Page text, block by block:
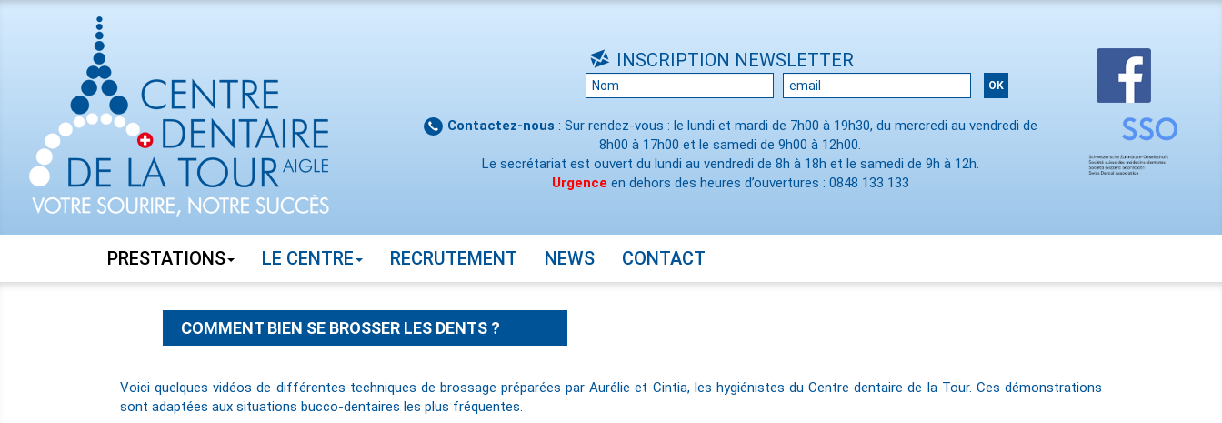
INSCRIPTION NEWSLETTER
Contactez-nous : Sur rendez-vous : le lundi et mardi de 7h00 à 19h30, du mercredi au vendredi de
8h00 à 17h00 et le samedi de 9h00 à 12h00.
Le secrétariat est ouvert du lundi au vendredi de 8h à 18h et le samedi de 9h à 12h.
Urgence en dehors des heures d’ouvertures : 0848 133 133
PRESTATIONS LE CENTRE RECRUTEMENT NEWS CONTACT
COMMENT BIEN SE BROSSER LES DENTS ?
Voici quelques vidéos de différentes techniques de brossage préparées par Aurélie et Cintia, les hygiénistes du Centre dentaire de la Tour. Ces démonstrations
sont adaptées aux situations bucco-dentaires les plus fréquentes.